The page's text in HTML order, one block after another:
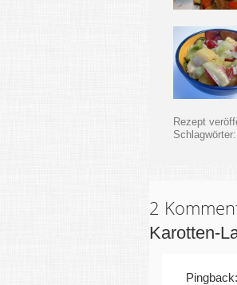
Rezept
Schlagwörter:
2
Karotten-
Pingback: